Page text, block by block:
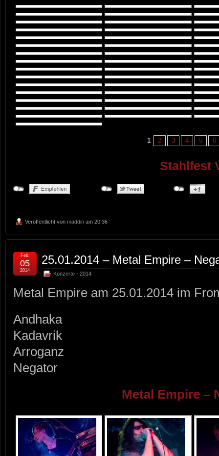
1 2 3 4 5 6
Stahlfest
Veröffentlicht von maddin am 20:36
25.01.2014 – Metal Empire –
Konzerte - 2014
Feb.
05
2014
Metal Empire am 25.01.2014 im
Andhaka
Kadavrik
Arroganz
Negator
Metal Empire –